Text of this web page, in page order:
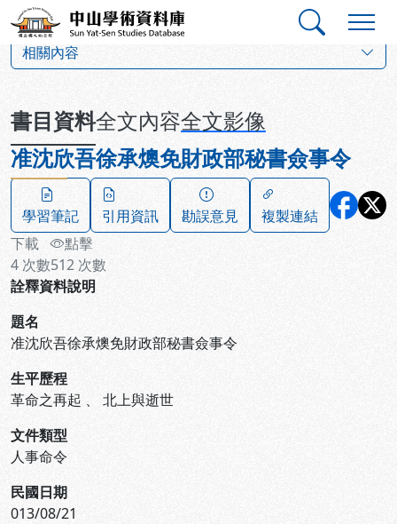
跳到主要內容
中山學術資料庫
相關內容
書目資料全文內容全文影像
准沈欣吾徐承燠免財政部秘書僉事令
學習筆記 引用資訊 勘誤意見
複製連結
下載
4 次數
點擊
512 次數
詮釋資料說明
題名
准沈欣吾徐承燠免財政部秘書僉事令
生平歷程
革命之再起 、 北上與逝世
文件類型
人事命令
民國日期
013/08/21